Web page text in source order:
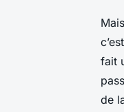
fait
de